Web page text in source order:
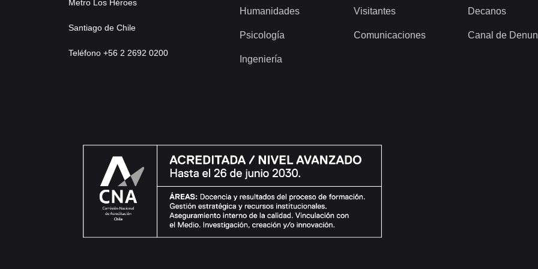
Metro Los Héroes
Santiago de Chile
Teléfono +56 2 2692 0200
Humanidades
Psicología
Ingeniería
Visitantes
Comunicaciones
Decanos
Canal de